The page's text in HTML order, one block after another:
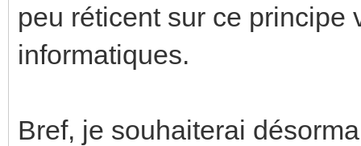
peu réticent sur ce principe
informatiques.
Bref, je souhaiterai